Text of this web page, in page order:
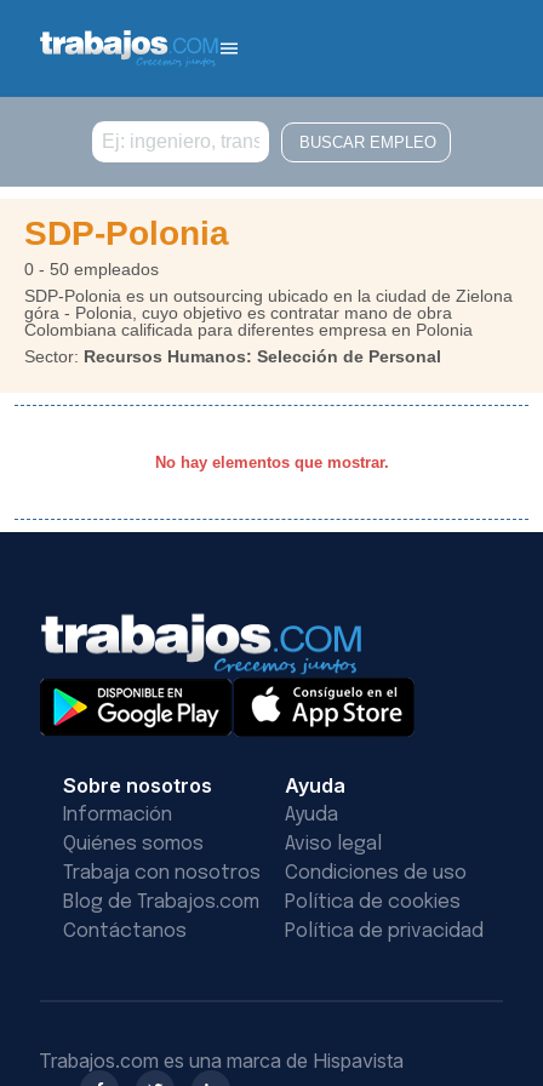
Buscar
SDP-Polonia
0 - 50 empleados
SDP-Polonia es un outsourcing ubicado en la ciudad de Zielona
góra - Polonia, cuyo objetivo es contratar mano de obra
Colombiana calificada para diferentes empresa en Polonia
Sector: Recursos Humanos: Selección de Personal
No hay elementos que mostrar.
Sobre nosotros
Información
Quiénes somos
Trabaja con nosotros
Blog de Trabajos.com
Contáctanos
Ayuda
Ayuda
Aviso legal
Condiciones de uso
Política de cookies
Política de privacidad
Trabajos.com es una marca de Hispavista